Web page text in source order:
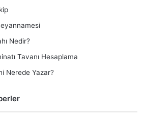
Nedir?
Tavanı Hesaplama
Nerede Yazar?